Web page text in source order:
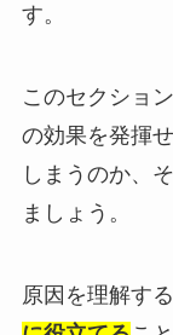
す。
このセクショ
の効果を発揮
しまうのか、
ましょう。
原因を理解する